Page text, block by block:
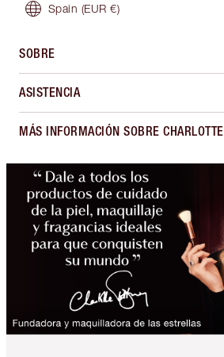
Spain (EUR €)
SOBRE
ASISTENCIA
MÁS INFORMACIÓN SOBRE CHARLOTTE